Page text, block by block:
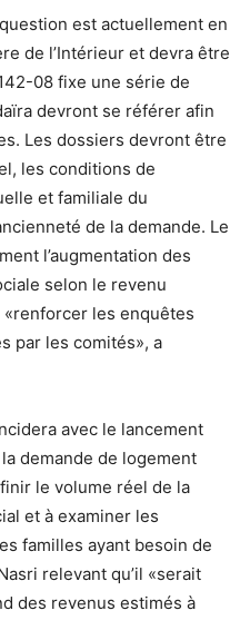
est actuellement en
de l’Intérieur et devra être
08 fixe une série de
devront se référer afin
Les dossiers devront être
les conditions de
et familiale du
de la demande. Le
l’augmentation des
selon le revenu
les enquêtes
par les comités», a
avec le lancement
demande de logement
le volume réel de la
et à examiner les
familles ayant besoin de
relevant qu’il «serait
des revenus estimés à